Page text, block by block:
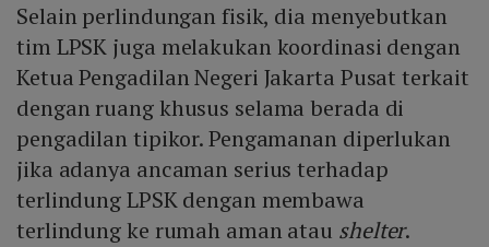
Selain perlindungan fisik, dia menyebutkan
tim LPSK juga melakukan koordinasi dengan
Ketua Pengadilan Negeri Jakarta Pusat terkait
dengan ruang khusus selama berada di
pengadilan tipikor. Pengamanan diperlukan
jika adanya ancaman serius terhadap
terlindung LPSK dengan membawa
terlindung ke rumah aman atau shelter.